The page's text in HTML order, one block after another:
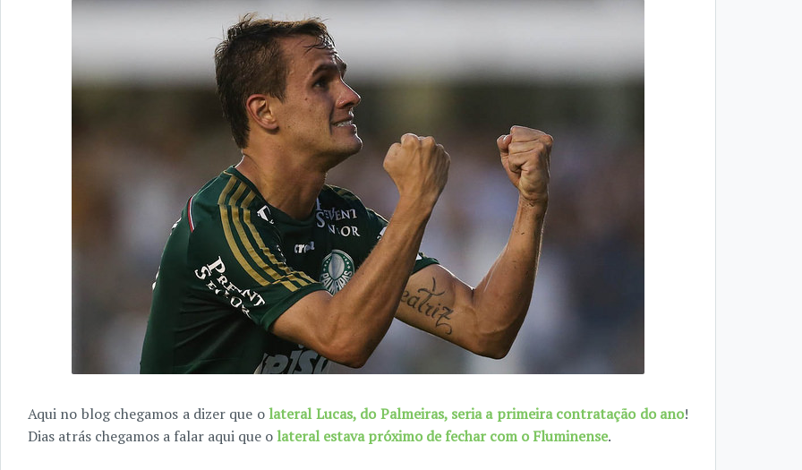
Aqui no blog chegamos a dizer que o lateral Lucas, do Palmeiras, seria a primeira contratação do ano!
Dias atrás chegamos a falar aqui que olateral estava próximo de fechar com o Fluminense.